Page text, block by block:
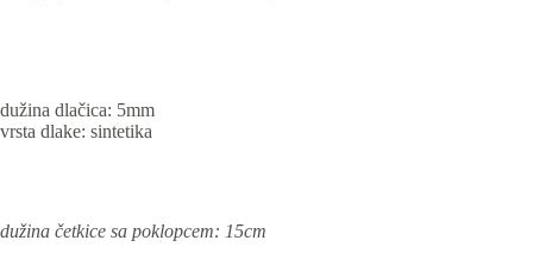
dužina dlačica: 5mm
vrsta dlake: sintetika
dužina četkice sa poklopcem: 15cm